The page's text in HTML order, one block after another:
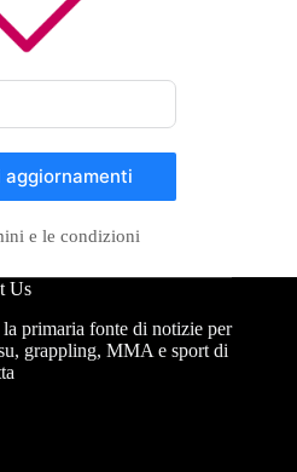
aggiornamenti
e le condizioni
Us
primaria fonte di notizie per
grappling, MMA e sport di